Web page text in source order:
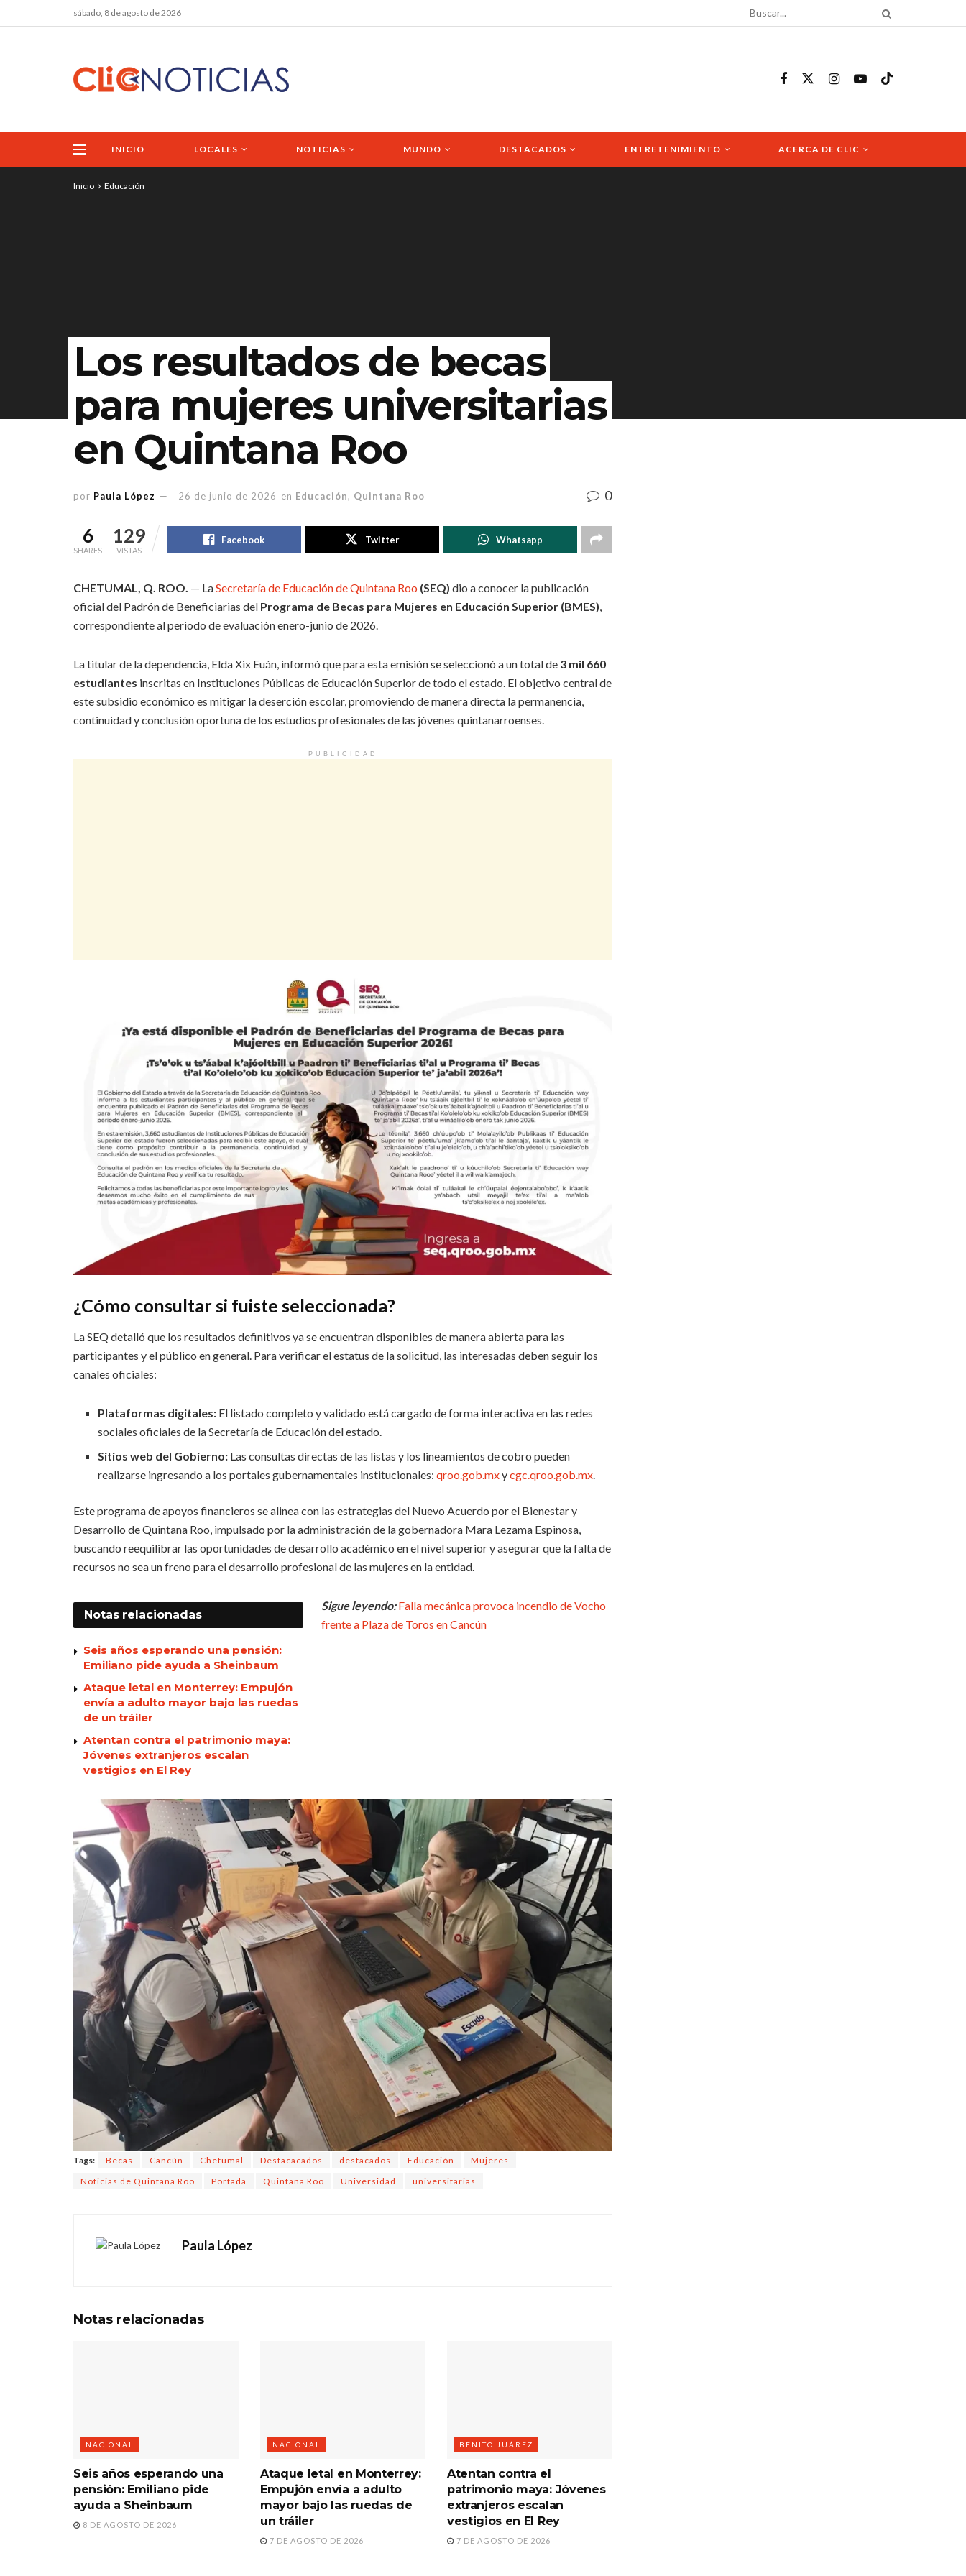
sábado, 8 de agosto de 2026
INICIO LOCALES NOTICIAS MUNDO DESTACADOS ENTRETENIMIENTO ACERCA DE CLIC
Inicio Educación
Los resultados de becas
para mujeres universitarias
en Quintana Roo
por Paula López 26 de junio de 2026 en Educación, Quintana Roo 0
6
SHARES
129
VISTAS
Facebook Twitter Whatsapp
CHETUMAL, Q. ROO. — LaSecretaría de Educación de Quintana Roo (SEQ) dio a conocer la publicación
oficial del Padrón de Beneficiarias del Programa de Becas para Mujeres en Educación Superior (BMES),
correspondiente al periodo de evaluación enero-junio de 2026.
La titular de la dependencia, Elda Xix Euán, informó que para esta emisión se seleccionó a un total de 3 mil 660
estudiantes inscritas en Instituciones Públicas de Educación Superior de todo el estado. El objetivo central de
este subsidio económico es mitigar la deserción escolar, promoviendo de manera directa la permanencia,
continuidad y conclusión oportuna de los estudios profesionales de las jóvenes quintanarroenses.
PUBLICIDAD
¿Cómo consultar si fuiste seleccionada?
La SEQ detalló que los resultados definitivos ya se encuentran disponibles de manera abierta para las
participantes y el público en general. Para verificar el estatus de la solicitud, las interesadas deben seguir los
canales oficiales:
Plataformas digitales: El listado completo y validado está cargado de forma interactiva en las redes
sociales oficiales de la Secretaría de Educación del estado.
Sitios web del Gobierno: Las consultas directas de las listas y los lineamientos de cobro pueden
realizarse ingresando a los portales gubernamentales institucionales:qroo.gob.mxycgc.qroo.gob.mx
Este programa de apoyos financieros se alinea con las estrategias del Nuevo Acuerdo por el Bienestar y
Desarrollo de Quintana Roo, impulsado por la administración de la gobernadora Mara Lezama Espinosa,
buscando reequilibrar las oportunidades de desarrollo académico en el nivel superior y asegurar que la falta de
recursos no sea un freno para el desarrollo profesional de las mujeres en la entidad.
Notas relacionadas
Seis años esperando una pensión:
Emiliano pide ayuda a Sheinbaum
Ataque letal en Monterrey: Empujón
envía a adulto mayor bajo las ruedas
de un tráiler
Atentan contra el patrimonio maya:
Jóvenes extranjeros escalan
vestigios en El Rey
Sigue leyendo:Falla mecánica provoca incendio de Vocho
frente a Plaza de Toros en Cancún
Tags: Becas Cancún Chetumal Destacacados destacados Educación
Mujeres
Noticias de Quintana Roo
Portada Quintana Roo Universidad universitarias
Paula López
Notas relacionadas
NACIONAL
Seis años esperando una
pensión: Emiliano pide
ayuda a Sheinbaum
8 DE AGOSTO DE 2026
NACIONAL
Ataque letal en Monterrey:
Empujón envía a adulto
mayor bajo las ruedas de
un tráiler
7 DE AGOSTO DE 2026
BENITO JUÁREZ
Atentan contra el
patrimonio maya: Jóvenes
extranjeros escalan
vestigios en El Rey
7 DE AGOSTO DE 2026